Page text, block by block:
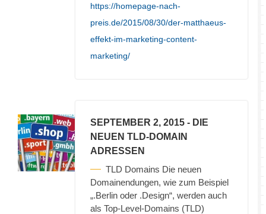
https://homepage-nach-
preis.de/2015/08/30/der-matthaeus-
effekt-im-marketing-content-
marketing/
SEPTEMBER 2, 2015 - DIE
NEUEN TLD-DOMAIN
ADRESSEN
TLD Domains Die neuen
Domainendungen, wie zum Beispiel
„.Berlin oder .Design“, werden auch
als Top-Level-Domains (TLD)